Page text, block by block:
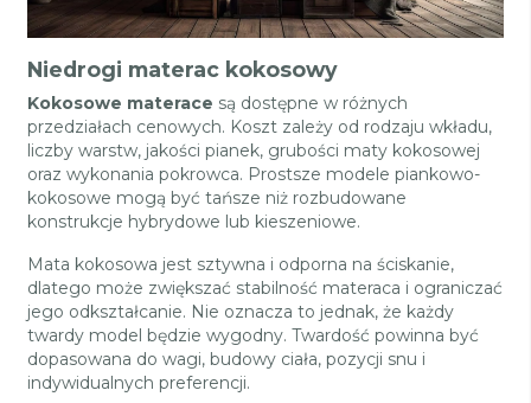
Niedrogi materac kokosowy
Kokosowe materace są dostępne w różnych
przedziałach cenowych. Koszt zależy od rodzaju wkładu,
liczby warstw, jakości pianek, grubości maty kokosowej
oraz wykonania pokrowca. Prostsze modele piankowo-
kokosowe mogą być tańsze niż rozbudowane
konstrukcje hybrydowe lub kieszeniowe.
Mata kokosowa jest sztywna i odporna na ściskanie,
dlatego może zwiększać stabilność materaca i ograniczać
jego odkształcanie. Nie oznacza to jednak, że każdy
twardy model będzie wygodny. Twardość powinna być
dopasowana do wagi, budowy ciała, pozycji snu i
indywidualnych preferencji.